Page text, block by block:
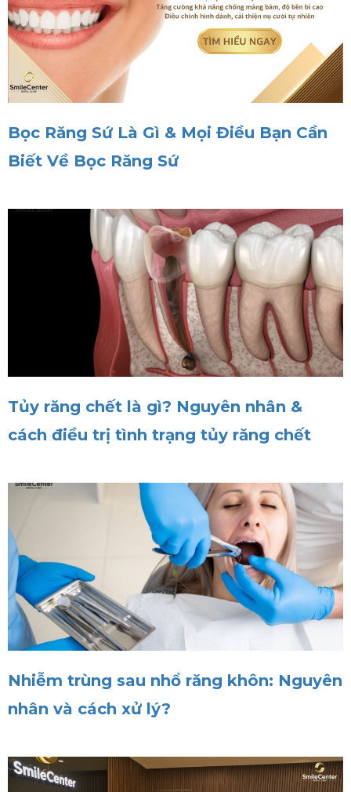
Bọc Răng Sứ Là Gì & Mọi Điều Bạn Cần
Biết Về Bọc Răng Sứ
Tủy răng chết là gì? Nguyên nhân &
cách điều trị tình trạng tủy răng chết
Nhiễm trùng sau nhổ răng khôn: Nguyên
nhân và cách xử lý?